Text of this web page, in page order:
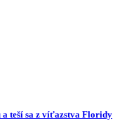
teší sa z víťazstva Floridy